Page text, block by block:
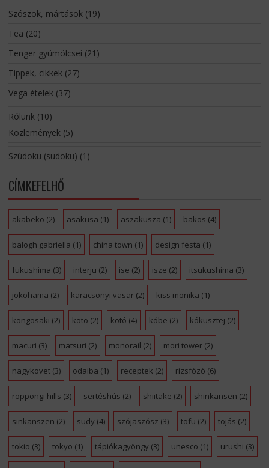
Szószok, mártások(19)
Tea (20)
Tenger gyümölcsei (21)
Tippek, cikkek(27)
Vega ételek(37)
Rólunk(10)
Közlemények(5)
Szúdoku (sudoku) (1)
CÍMKEFELHŐ
akabeko (2) asakusa (1) aszakusza (1) bakos (4)
balogh gabriella (1) china town (1) design festa (1)
fukushima (3) interju (2) ise (2) isze (2) itsukushima (3)
jokohama (2) karacsonyi vasar(2) kiss monika (1)
kongosaki (2) koto (2) kotó (4) kóbe (2) kókusztej (2)
macuri (3) matsuri (2) monorail (2) mori tower(2)
nagykovet(3) odaiba (1) receptek (2) rizsfőző (6)
roppongi hills (3) sertéshús (2) shiitake (2) shinkansen (2)
sinkanszen (2) sudy (4) szójaszósz (3) tofu (2) tojás (2)
tokio (3) tokyo (1) tápiókagyöngy (3) unesco (1) urushi (3)